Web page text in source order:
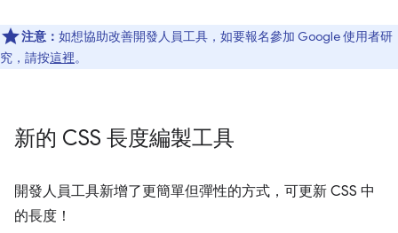
注意： 如想協助改善開發人員工具，如要報名參加 Google 使用者研
究，請按這裡。
新的 CSS 長度編製工具
開發人員工具新增了更簡單但彈性的方式，可更新 CSS 中
的長度！